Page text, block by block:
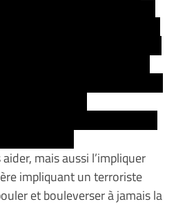
mais aussi l’impliquer
impliquant un terroriste
et bouleverser à jamais la